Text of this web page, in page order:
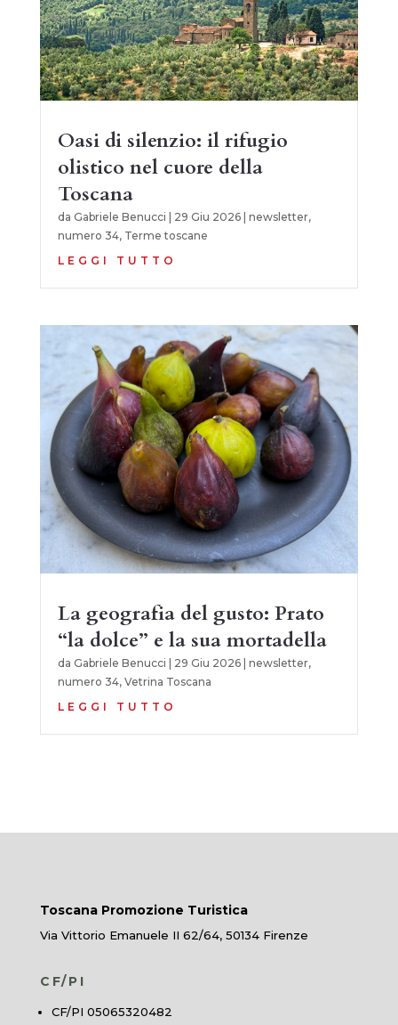
Oasi di silenzio: il rifugio
olistico nel cuore della
Toscana
da Gabriele Benucci 29 Giu 2026| newsletter,
numero 34, Terme toscane
LEGGI TUTTO
La geografia del gusto: Prato
“la dolce” e la sua mortadella
da Gabriele Benucci 29 Giu 2026| newsletter,
numero 34, Vetrina Toscana
LEGGI TUTTO
Toscana Promozione Turistica
Via Vittorio Emanuele II 62/64, 50134 Firenze
CF/PI
CF/PI 05065320482